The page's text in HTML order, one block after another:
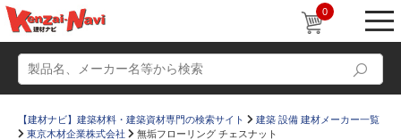
0
【建材ナビ】建築材料・建築資材専門の検索サイト
建築 設備 建材メーカー一覧
東京木材企業株式会社
無垢フローリング チェスナット